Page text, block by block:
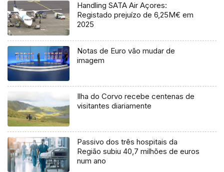
Handling SATA Air Açores:
Registado prejuízo de 6,25M€ em
2025
Notas de Euro vão mudar de
imagem
Ilha do Corvo recebe centenas de
visitantes diariamente
Passivo dos três hospitais da
Região subiu 40,7 milhões de euros
num ano